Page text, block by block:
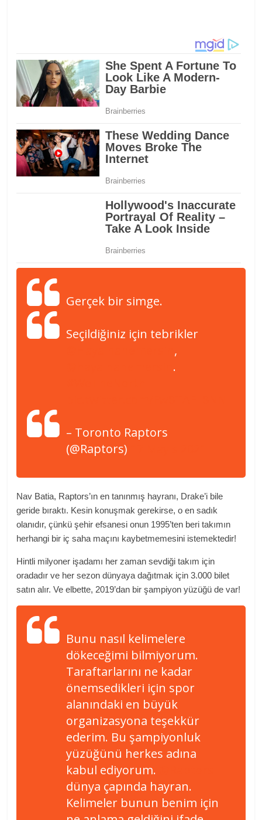
Gerçek bir simge.
Seçildiğiniz için tebrikler
,
.
– Toronto Raptors
(@Raptors)
Nav Batia, Raptors’ın en tanınmış hayranı, Drake’i bile
geride bıraktı. Kesin konuşmak gerekirse, o en sadık
olanıdır, çünkü şehir efsanesi onun 1995’ten beri takımın
herhangi bir iç saha maçını kaybetmemesini istemektedir!
Hintli milyoner işadamı her zaman sevdiği takım için
oradadır ve her sezon dünyaya dağıtmak için 3.000 bilet
satın alır. Ve elbette, 2019’dan bir şampiyon yüzüğü de var!
Bunu nasıl kelimelere
dökeceğimi bilmiyorum.
Taraftarlarını ne kadar
önemsedikleri için spor
alanındaki en büyük
organizasyona teşekkür
ederim. Bu şampiyonluk
yüzüğünü herkes adına
kabul ediyorum.
dünya çapında hayran.
Kelimeler bunun benim için